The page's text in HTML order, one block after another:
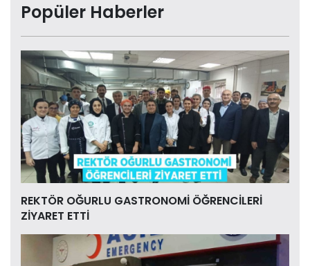
Popüler Haberler
REKTÖR OĞURLU GASTRONOMİ ÖĞRENCİLERİ
ZİYARET ETTİ